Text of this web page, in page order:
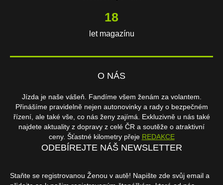
18
let magazínu
O NÁS
Jízda je naše vášeň. Fandíme všem ženám za volantem.
Přinášíme pravidelně nejen autonovinky a rady o bezpečném
řízení, ale také vše, co nás ženy zajímá. Exkluzivně u nás také
najdete aktuality z dopravy z celé ČR a soutěže o atraktivní
ceny. Šťastné kilometry přeje REDAKCE
ODEBÍREJTE NÁŠ NEWSLETTER
Staňte se registrovanou Ženou v autě! Napište zde svůj email a